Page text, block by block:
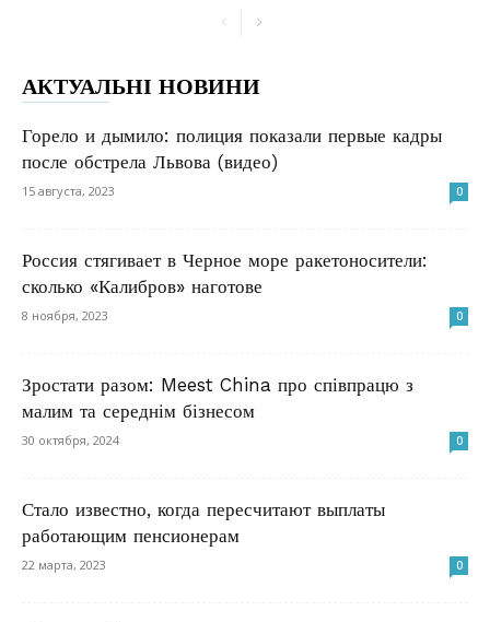
АКТУАЛЬНІ НОВИНИ
Горело и дымило: полиция показали первые кадры
после обстрела Львова (видео)
15 августа, 2023 0
Россия стягивает в Черное море ракетоносители:
сколько «Калибров» наготове
8 ноября, 2023 0
Зростати разом: Meest China про співпрацю з
малим та середнім бізнесом
30 октября, 2024 0
Стало известно, когда пересчитают выплаты
работающим пенсионерам
22 марта, 2023 0